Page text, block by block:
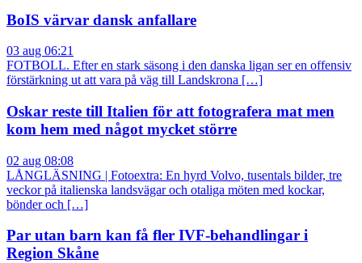
BoIS värvar dansk anfallare
03 aug 06:21
FOTBOLL. Efter en stark säsong i den danska ligan ser en offensiv
förstärkning ut att vara på väg till Landskrona […]
Oskar reste till Italien för att fotografera mat men
kom hem med något mycket större
02 aug 08:08
LÅNGLÄSNING | Fotoextra: En hyrd Volvo, tusentals bilder, tre
veckor på italienska landsvägar och otaliga möten med kockar,
bönder och […]
Par utan barn kan få fler IVF-behandlingar i
Region Skåne